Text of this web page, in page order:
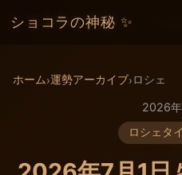
ショコラの神秘 ✨
ホーム›運勢アーカイブ›ロシェ
2026
ロシェタ